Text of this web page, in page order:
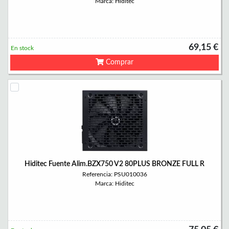
69,15 €
En stock
Comprar
Hiditec Fuente Alim.BZX750 V2 80PLUS BRONZE FULL R
Referencia: PSU010036
Marca: Hiditec